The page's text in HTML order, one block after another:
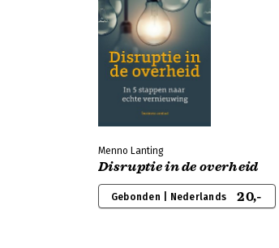
Menno Lanting
Disruptie in de overheid
Gebonden | Nederlands 20,-